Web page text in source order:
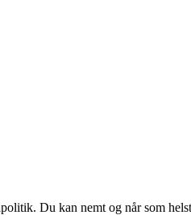
Du kan nemt og når som